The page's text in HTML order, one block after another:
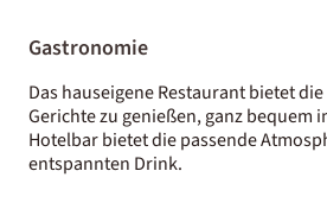
Gastronomie
Das hauseigene Restaurant bietet
Gerichte zu genießen, ganz bequem
Hotelbar bietet die passende
entspannten Drink.